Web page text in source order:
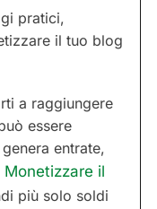
pratici,
il tuo blog
a raggiungere
essere
entrate,
Monetizzare il
più solo soldi